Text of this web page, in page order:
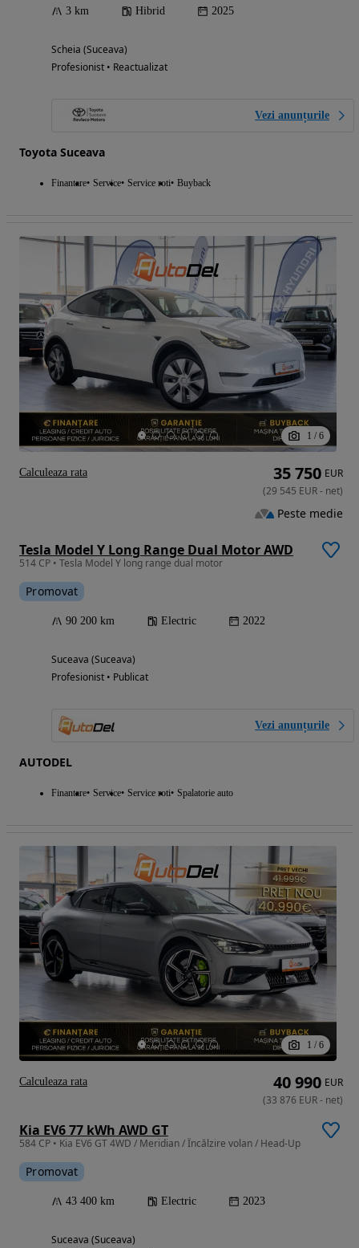
3 km Hibrid 2025
Scheia (Suceava)
Profesionist • Reactualizat
Vezi anunțurile
Toyota Suceava
Finantare Service Service roti Buyback
1 / 6
Tesla Model Y Long Range Dual Motor AWD
514 CP • Tesla Model Y long range dual motor
Promovat
90 200 km Electric 2022
Suceava (Suceava)
Profesionist • Publicat
Vezi anunțurile
AUTODEL
Finantare Service Service roti Spalatorie auto
35 750 EUR
(29 545 EUR- net)
Peste medie
Calculeaza rata
1 / 6
Kia EV6 77 kWh AWD GT
584 CP • Kia EV6 GT 4WD / Meridian / Încălzire volan / Head-Up
Promovat
43 400 km Electric 2023
Suceava (Suceava)
40 990 EUR
(33 876 EUR- net)
Calculeaza rata